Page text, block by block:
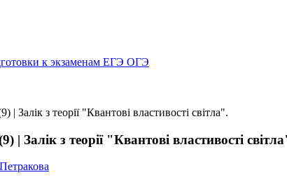
к экзаменам ЕГЭ ОГЭ
Залік з теорії "Квантові властивості світла".
Залік з теорії "Квантові властивості